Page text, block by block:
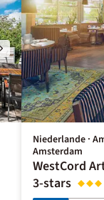
Niederlande ·
Amsterdam
WestCord
3-stars